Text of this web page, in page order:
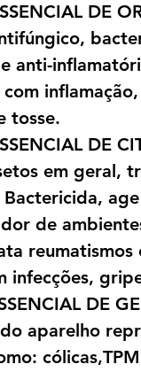
DE
anti-
com
tosse.
DE
em geral,
de
reumatismos
infecções,
DE
aparelho